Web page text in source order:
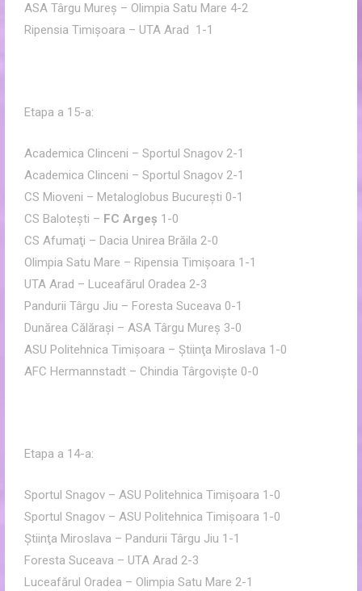
ASA Târgu Mureş – Olimpia Satu Mare 4-2
Ripensia Timişoara – UTA Arad 1-1
Etapa a 15-a:
Academica Clinceni – Sportul Snagov 2-1
Academica Clinceni – Sportul Snagov 2-1
CS Mioveni – Metaloglobus Bucureşti 0-1
CS Baloteşti – FC Argeş 1-0
CS Afumaţi – Dacia Unirea Brăila 2-0
Olimpia Satu Mare – Ripensia Timişoara 1-1
UTA Arad – Luceafărul Oradea 2-3
Pandurii Târgu Jiu – Foresta Suceava 0-1
Dunărea Călăraşi – ASA Târgu Mureş 3-0
ASU Politehnica Timişoara – Ştiinţa Miroslava 1-0
AFC Hermannstadt – Chindia Târgovişte 0-0
Etapa a 14-a:
Sportul Snagov – ASU Politehnica Timişoara 1-0
Sportul Snagov – ASU Politehnica Timişoara 1-0
Ştiinţa Miroslava – Pandurii Târgu Jiu 1-1
Foresta Suceava – UTA Arad 2-3
Luceafărul Oradea – Olimpia Satu Mare 2-1